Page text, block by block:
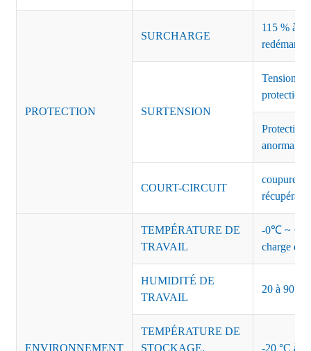
PROTECTION
SURCHARGE
115 % à
SURTENSION
Tension
protection
Protection
anormales
COURT-CIRCUIT
coupure
ENVIRONNEMENT
TEMPÉRATURE DE
TRAVAIL
-0℃ ~
charge de
HUMIDITÉ DE
TRAVAIL
20 à 90 %
TEMPÉRATURE DE
STOCKAGE,
-20 °C à